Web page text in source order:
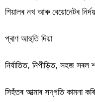
শিয়ালৰ নখ আৰু বেয়োনেটৰ
প্ৰাণ আহুতি দিয়া
নিৰ্যাতিত, নিপীড়িত, সহজ সৰল
সিহঁতৰ আত্মাৰ সদ্‌গতি কামনা